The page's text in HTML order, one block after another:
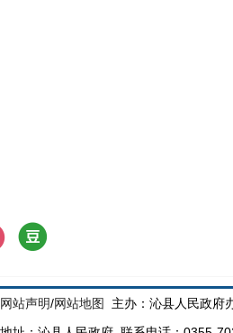
网站声明/网站地图
主办：沁县人民政府